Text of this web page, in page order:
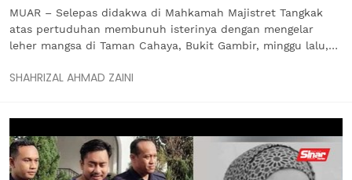
MUAR – Selepas didakwa di Mahkamah Majistret Tangkak
atas pertuduhan membunuh isterinya dengan mengelar
leher mangsa di Taman Cahaya, Bukit Gambir, minggu lalu,
Muar atas sembilan pertuduhan melakukan khianat.
SHAHRIZAL AHMAD ZAINI